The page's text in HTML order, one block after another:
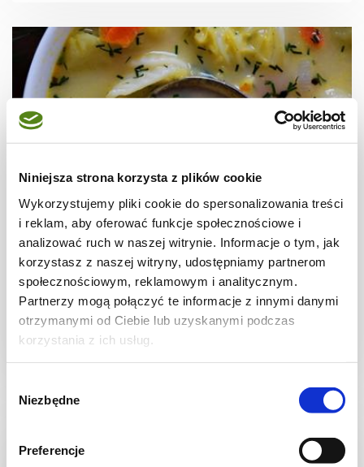
Niniejsza strona korzysta z plików cookie
Wykorzystujemy pliki cookie do spersonalizowania treści
i reklam, aby oferować funkcje społecznościowe i
analizować ruch w naszej witrynie. Informacje o tym, jak
korzystasz z naszej witryny, udostępniamy partnerom
społecznościowym, reklamowym i analitycznym.
Partnerzy mogą połączyć te informacje z innymi danymi
otrzymanymi od Ciebie lub uzyskanymi podczas
korzystania z ich usług.
zgody
Niezbędne
Preferencje
ZUPY
Zupa jarzynowa z włoską kapustą